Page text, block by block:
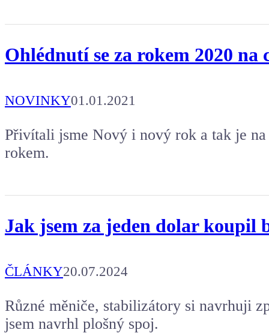
Ohlédnutí se za rokem 2020 na
NOVINKY01.01.2021
Přivítali jsme Nový i nový rok a tak je
rokem.
Jak jsem za jeden dolar koupil
ČLÁNKY20.07.2024
Různé měniče, stabilizátory si navrhuji
jsem navrhl plošný spoj.